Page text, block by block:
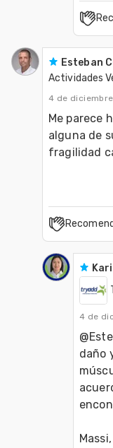
Esteban
Actividades
4 de
Me parece
alguna de
fragilidad
4 de
daño